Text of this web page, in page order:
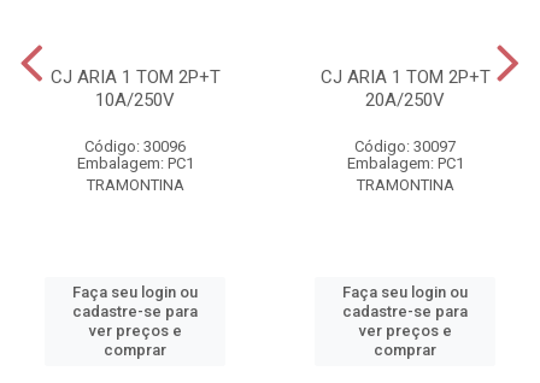
CJ ARIA 1 TOM 2P+T
10A/250V
Código: 30096
Embalagem: PC1
TRAMONTINA
Faça seu login ou
cadastre-se para
ver preços e
comprar
CJ ARIA 1 TOM 2P+T
20A/250V
Código: 30097
Embalagem: PC1
TRAMONTINA
Faça seu login ou
cadastre-se para
ver preços e
comprar